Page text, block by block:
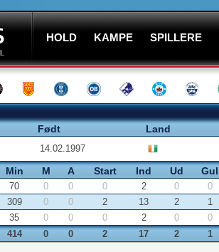
HOLD KAMPE SPILLERE
Født Land
14.02.1997
Min M A Start Ind Ud Gul
70 0 0 0 2 0 0
309 0 0 2 13 2 1
35 0 0 0 2 0 0
414 0 0 2 17 2 1